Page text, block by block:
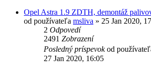
Opel Astra 1.9 ZDTH, demontáž
od používateľa msliva » 25 Jan 2020,
2 Odpovedí
2491 Zobrazení
Posledný príspevokod
27 Jan 2020, 16:05